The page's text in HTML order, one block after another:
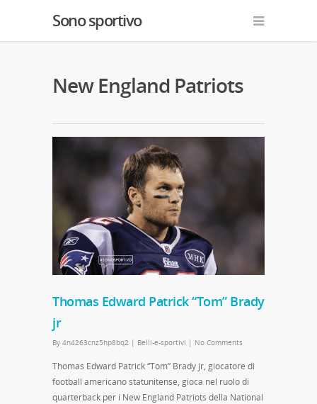
Sono sportivo
New England Patriots
Thomas Edward Patrick “Tom” Brady
jr
By 4n4263cnz5hp8bq2 | Belli-e-sportivi | No Comments
Thomas Edward Patrick “Tom” Brady jr, giocatore di
football americano statunitense, gioca nel ruolo di
quarterback per i New England Patriots della National